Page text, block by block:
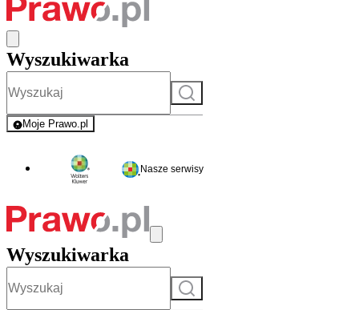
Wyszukiwarka
Szukaj
Moje Prawo.pl
- rejestracja i logowanie do serwisu
Nasze serwisy
Wyszukiwarka
Szukaj